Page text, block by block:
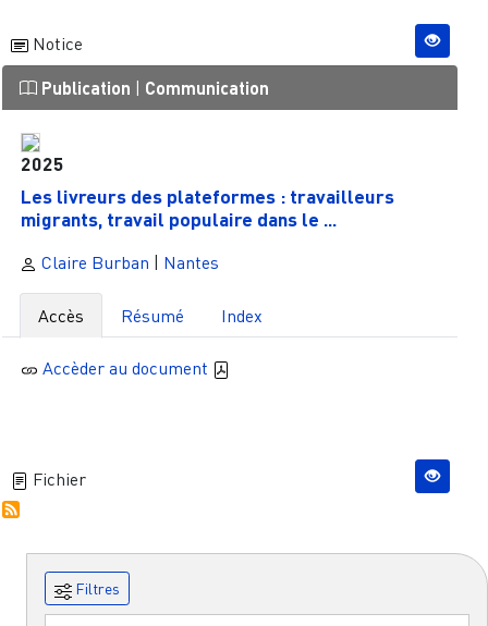
Notice
Publication Communication
2025
Les livreurs des plateformes : travailleurs
migrants, travail populaire dans le ...
Claire Burban | Nantes
Accès Résumé Index
Accèder au document
Fichier
Filtres